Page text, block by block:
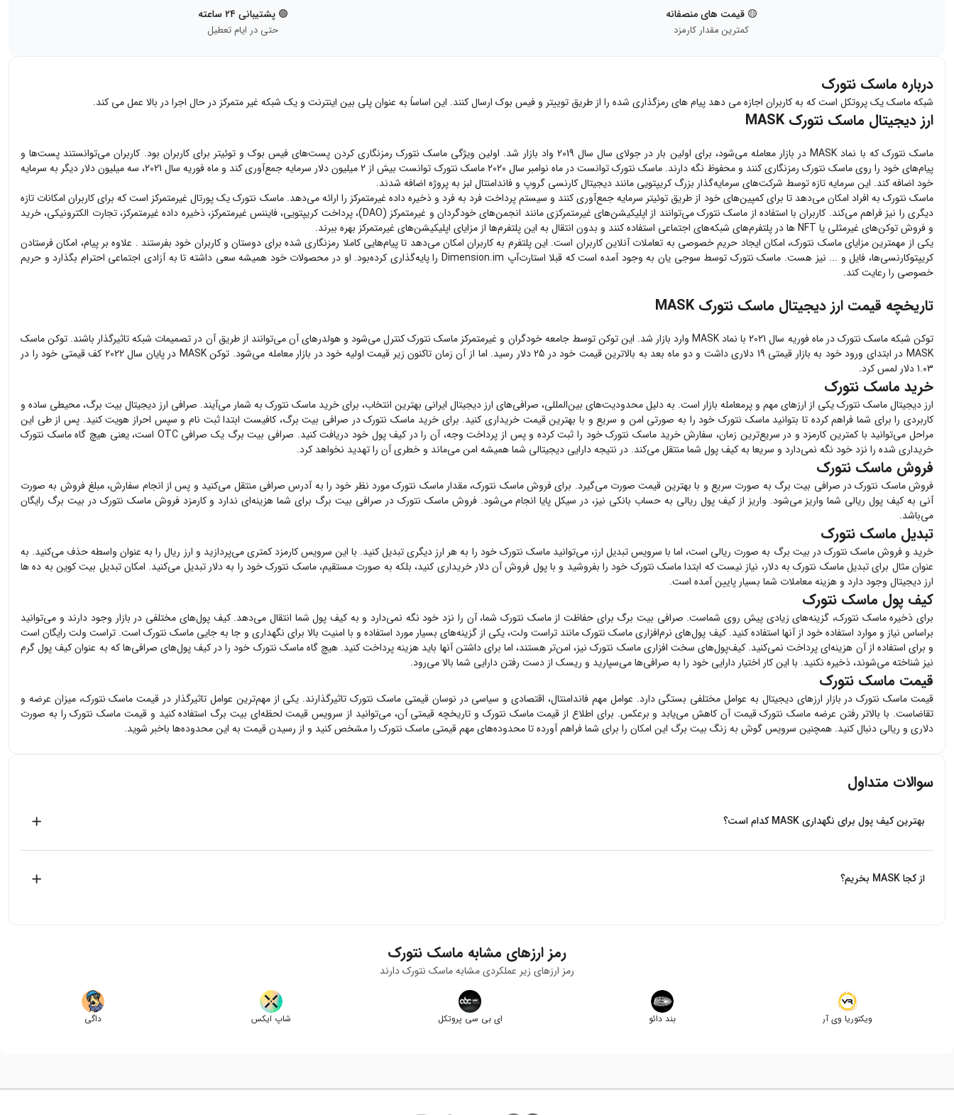
🟡 قیمت های منصفانه
کمترین مقدار کارمزد
🟢 پشتیبانی ۲۴ ساعته
حتی در ایام تعطیل
درباره ماسک نتورک
شبکه ماسک یک پروتکل است که به کاربران اجازه می دهد پیام های رمزگذاری شده را از طریق توییتر و فیس بوک ارسال کنند. این اساساً به عنوان پلی بین اینترنت و یک شبکه غیر متمرکز در حال اجرا در بالا عمل می کند.
ارز دیجیتال ماسک نتورک MASK
ماسک نتورک که با نماد MASK در بازار معامله می‌شود، برای اولین بار در جولای سال سال 2019 واد بازار شد. اولین ویژگی ماسک نتورک رمزنگاری کردن پست‌های فیس بوک و توئیتر برای کاربران بود. کاربران می‌توانستند پست‌ها و
پیام‌های خود را روی ماسک نتورک رمزنگاری کنند و محفوظ نگه دارند. ماسک نتورک توانست در ماه نوامبر سال 2020 ماسک نتورک توانست بیش از 2 میلیون دلار سرمایه جمع‌آوری کند و ماه فوریه سال 2021، سه میلیون دلار دیگر به سرمایه
خود اضافه کند. این سرمایه تازه توسط شرکت‌های سرمایه‌گذار بزرگ کریپتویی مانند دیجیتال کارنسی گروپ و فاندامنتال لبز به پروژه اضافه شدند.
ماسک نتورک به افراد امکان می‌دهد تا برای کمپین‌های خود از طریق توئیتر سرمایه جمع‌آوری کنند و سیستم پرداخت فرد به فرد و ذخیره داده غیرمتمرکز را ارائه می‌دهد. ماسک نتورک یک پورتال غیرمتمرکز است که برای کاربران امکانات تازه
دیگری را نیز فراهم می‌کند. کاربران با استفاده از ماسک نتورک می‌توانند از اپلیکیشن‌های غیرمتمرکزی مانند انجمن‌های خودگردان و غیرمتمرکز (DAO)، پرداخت کریپتویی، فایننس غیرمتمرکز، ذخیره داده غیرمتمرکز، تجارت الکترونیکی، خرید
و فروش توکن‌های غیرمثلی یا NFT ها در پلتفرم‌های شبکه‌های اجتماعی استفاده کنند و بدون انتقال به این پلتفرم‌ها از مزایای اپلیکیشن‌های غیرمتمرکز بهره ببرند.
یکی از مهمترین مزایای ماسک نتورک، امکان ایجاد حریم خصوصی به تعاملات آنلاین کاربران است. این پلتفرم به کاربران امکان می‌دهد تا پیام‌هایی کاملا رمزنگاری شده برای دوستان و کاربران خود بفرستند . علاوه بر پیام، امکان فرستادن
کریپتوکارنسی‌ها، فایل و ... نیز هست. ماسک نتورک توسط سوجی یان به وجود آمده است که قبلا استارت‌آپ Dimension.im را پایه‌گذاری کرده‌بود. او در محصولات خود همیشه سعی داشته تا به آزادی اجتماعی احترام بگذارد و حریم
خصوصی را رعایت کند.
تاریخچه قیمت ارز دیجیتال ماسک نتورک MASK
توکن شبکه ماسک نتورک در ماه فوریه سال 2021 با نماد MASK وارد بازار شد. این توکن توسط جامعه خودگران و غیرمتمرکز ماسک نتورک کنترل می‌شود و هولدرهای آن می‌توانند از طریق آن در تصمیمات شبکه تاثیرگذار باشند. توکن ماسک
MASK در ابتدای ورود خود به بازار قیمتی 19 دلاری داشت و دو ماه بعد به بالاترین قیمت خود در 25 دلار رسید. اما از آن زمان تاکنون زیر قیمت اولیه خود در بازار معامله می‌شود. توکن MASK در پایان سال 2022 کف قیمتی خود را در
1.03 دلار لمس کرد.
خرید ماسک نتورک
ارز دیجیتالماسک نتورکیکی از ارزهای مهم و پرمعامله بازار است. به دلیل محدودیت‌های بین‌المللی، صرافی‌های ارز دیجیتال ایرانی بهترین انتخاب، برای خرید ماسک نتورک به شمار می‌آیند. صرافی ارز دیجیتال بیت برگ، محیطی ساده و
کاربردی را برای شما فراهم کرده تا بتوانیدماسک نتورک خود را به صورتی امن و سریع و با بهترین قیمت خریداری کنید. برای خرید ماسک نتورکدر صرافی بیت برگ، کافیست ابتدا ثبت نام و سپس احراز هویت کنید. پس از طی این
مراحل می‌توانید با کمترین کارمزد و در سریع‌ترین زمان، سفارش خرید ماسک نتورکخود را ثبت کرده و پس از پرداخت وجه، آن را در کیف پول خود دریافت کنید. صرافی بیت برگ یک صرافی OTC است، یعنی هیچ گاه
ماسک نتورک
خریداری شده را نزد خود نگه نمی‌دارد و سریعا به کیف پول شما منتقل می‌کند. در نتیجه دارایی دیجیتالی شما همیشه امن می‌ماند و خطری آن را تهدید نخواهد کرد.
فروش ماسک نتورک
فروشماسک نتورکدر صرافی بیت برگ به صورت سریع و با بهترین قیمت صورت می‌گیرد. برای فروشماسک نتورک، مقدارماسک نتورکمورد نظر خود را به آدرس صرافی منتقل می‌کنید و پس از انجام سفارش، مبلغ فروش به صورت
آنی به کیف پول ریالی شما واریز می‌شود. واریز از کیف پول ریالی به حساب بانکی نیز، در سیکل پایا انجام می‌شود. فروشماسک نتورک در صرافی بیت برگ برای شما هزینه‌ای ندارد و کارمزد فروشماسک نتورک در بیت برگ رایگان
می‌باشد.
تبدیل ماسک نتورک
خرید و فروشماسک نتورکدر بیت برگ به صورت ریالی است، اما با سرویس تبدیل ارز، می‌توانیدماسک نتورکخود را به هر ارز دیگری تبدیل کنید. با این سرویس کارمزد کمتری می‌پردازید و ارز ریال را به عنوان واسطه حذف می‌کنید. به
عنوان مثال برای تبدیلماسک نتورکبه دلار، نیاز نیست که ابتداماسک نتورک خود را بفروشید و با پول فروش آن دلار خریداری کنید، بلکه به صورت مستقیم،ماسک نتورکخود را به دلار تبدیل می‌کنید. امکان تبدیل بیت کوین به ده ها
ارز دیجیتال وجود دارد و هزینه معاملات شما بسیار پایین آمده است.
کیف پول ماسک نتورک
برای ذخیرهماسک نتورک، گزینه‌های زیادی پیش روی شماست. صرافی بیت برگ برای حفاظت ازماسک نتورک شما، آن را نزد خود نگه نمی‌دارد و به کیف پول شما انتقال می‌دهد. کیف پول‌های مختلفی در بازار وجود دارند و می‌توانید
براساس نیاز و موارد استفاده خود از آنها استفاده کنید. کیف پول‌های نرم‌افزاریماسک نتورکمانند تراست ولت، یکی از گزینه‌های بسیار مورد استفاده و با امنیت بالا برای نگهداری و جا به جایی ماسک نتورکاست. تراست ولت رایگان است
و برای استفاده از آن هزینه‌ای پرداخت نمی‌کنید. کیف‌پول‌های سخت افزاریماسک نتورکنیز، امن‌تر هستند، اما برای داشتن آنها باید هزینه پرداخت کنید. هیچ گاهماسک نتورک خود را در کیف پول‌های صرافی‌ها که به عنوان کیف پول گرم
نیز شناخته می‌شوند، ذخیره نکنید. با این کار اختیار دارایی خود را به صرافی‌ها می‌سپارید و ریسک از دست رفتن دارایی شما بالا می‌رود.
قیمت ماسک نتورک
قیمت ماسک نتورکدر بازار ارزهای دیجیتال به عوامل مختلفی بستگی دارد. عوامل مهم فاندامنتال، اقتصادی و سیاسی در نوسان قیمتی ماسک نتورک تاثیرگذارند. یکی از مهم‌ترین عوامل تاثیرگذار در قیمت ماسک نتورک، میزان عرضه و
تقاضاست. با بالاتر رفتن عرضه ماسک نتورکقیمت آن کاهش می‌یابد و برعکس. برای اطلاع از قیمتماسک نتورک و تاریخچه قیمتی آن، می‌توانید از سرویس قیمت لحظه‌ای بیت برگ استفاده کنید و قیمت ماسک نتورکرا به صورت
دلاری و ریالی دنبال کنید. همچنین سرویس گوش به زنگ بیت برگ این امکان را برای شما فراهم آورده تا محدوده‌های مهم قیمتی ماسک نتورک را مشخص کنید و از رسیدن قیمت به این محدوده‌ها باخبر شوید.
سوالات متداول
بهترین کیف پول برای نگهداری MASK کدام است؟
از بین کیف پول هایی که ارز MASK را پشتیبانی می‌کنند، کیف پول Trust wallet کیف پول سرد رسمی بایننس است که پیشنهاد میکنیم از آن استفاده کنید.
از کجا MASK بخریم؟
رمز ارزهای مشابه ماسک نتورک
رمز ارزهای زیر عملکردی مشابهماسک نتورکدارند
ویکتوریا وی آر بند دائو ای بی سی پروتکل شاپ ایکس داگی